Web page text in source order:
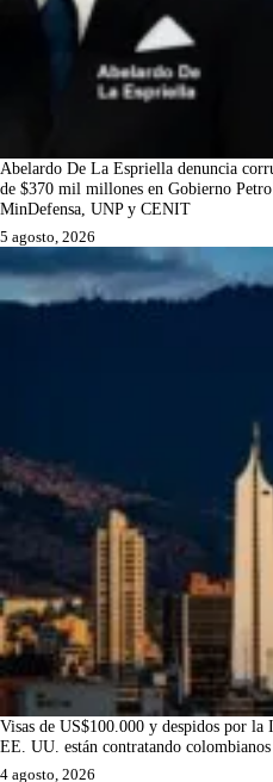
Abelardo De La Espriella denuncia
de $370 mil millones en Gobierno
MinDefensa, UNP y CENIT
5 agosto, 2026
Visas de US$100.000 y despidos por la
EE. UU. están contratando
4 agosto, 2026